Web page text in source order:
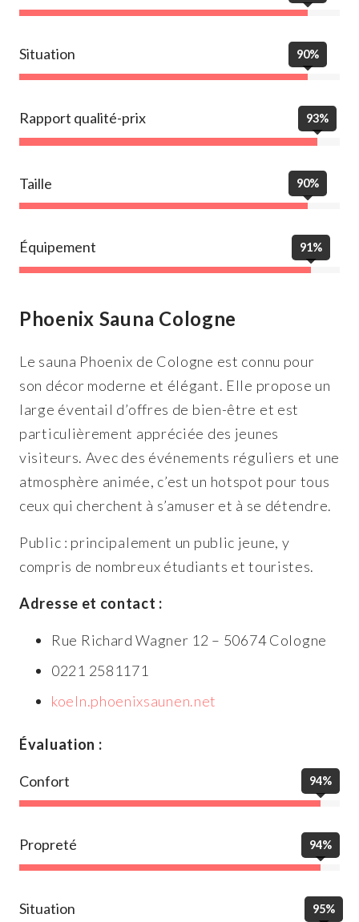
Situation 90%
Rapport qualité-prix 93%
Taille 90%
Équipement 91%
Phoenix Sauna Cologne
Le sauna Phoenix de Cologne est connu pour
son décor moderne et élégant. Elle propose un
large éventail d’offres de bien-être et est
particulièrement appréciée des jeunes
visiteurs. Avec des événements réguliers et une
atmosphère animée, c’est un hotspot pour tous
ceux qui cherchent à s’amuser et à se détendre.
Public : principalement un public jeune, y
compris de nombreux étudiants et touristes.
Adresse et contact :
Rue Richard Wagner 12 – 50674 Cologne
0221 2581171
koeln.phoenixsaunen.net
Évaluation :
Confort 94%
Propreté 94%
Situation 95%